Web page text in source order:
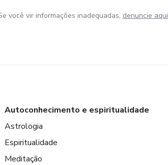
você vir informações inadequadas, denuncie aqui
Autoconhecimento e espiritualidade
Astrologia
Espiritualidade
Meditação